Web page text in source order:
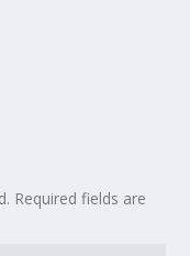
Required fields are